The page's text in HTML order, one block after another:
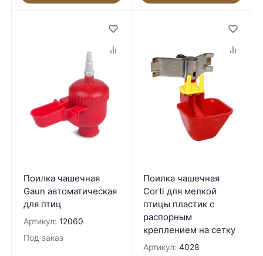
Поилка чашечная
Gaun автоматическая
для птиц
Артикул: 12060
Под заказ
Поилка чашечная
Corti для мелкой
птицы пластик с
распорным
креплением на сетку
Артикул: 4028